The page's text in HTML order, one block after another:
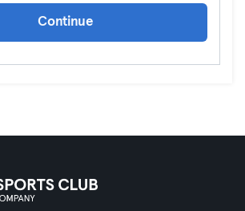
Continue